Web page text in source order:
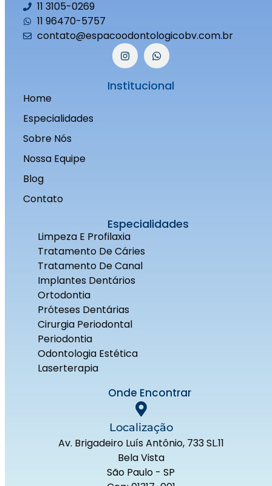
11 3105-0269
11 96470-5757
contato@espacoodontologicobv.com.br
Institucional
Home
Especialidades
Sobre Nós
Nossa Equipe
Blog
Contato
Especialidades
Limpeza E Profilaxia
Tratamento De Cáries
Tratamento De Canal
Implantes Dentários
Ortodontia
Próteses Dentárias
Cirurgia Periodontal
Periodontia
Odontologia Estética
Laserterapia
Onde Encontrar
Localização
Av. Brigadeiro Luís Antônio, 733 SL.11
Bela Vista
São Paulo - SP